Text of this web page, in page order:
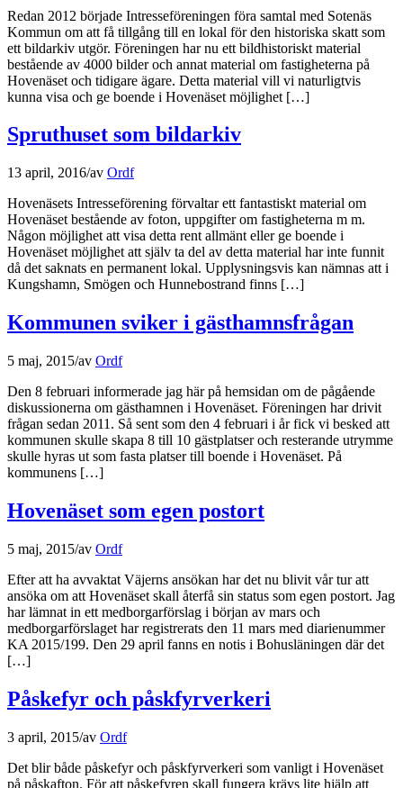
Redan 2012 började Intresseföreningen föra samtal med Sotenäs
Kommun om att få tillgång till en lokal för den historiska skatt som
ett bildarkiv utgör. Föreningen har nu ett bildhistoriskt material
bestående av 4000 bilder och annat material om fastigheterna på
Hovenäset och tidigare ägare. Detta material vill vi naturligtvis
kunna visa och ge boende i Hovenäset möjlighet […]
Spruthuset som bildarkiv
13 april, 2016/av Ordf
Hovenäsets Intresseförening förvaltar ett fantastiskt material om
Hovenäset bestående av foton, uppgifter om fastigheterna m m.
Någon möjlighet att visa detta rent allmänt eller ge boende i
Hovenäset möjlighet att själv ta del av detta material har inte funnit
då det saknats en permanent lokal. Upplysningsvis kan nämnas att i
Kungshamn, Smögen och Hunnebostrand finns […]
Kommunen sviker i gästhamnsfrågan
5 maj, 2015/av Ordf
Den 8 februari informerade jag här på hemsidan om de pågående
diskussionerna om gästhamnen i Hovenäset. Föreningen har drivit
frågan sedan 2011. Så sent som den 4 februari i år fick vi besked att
kommunen skulle skapa 8 till 10 gästplatser och resterande utrymme
skulle hyras ut som fasta platser till boende i Hovenäset. På
kommunens […]
Hovenäset som egen postort
5 maj, 2015/av Ordf
Efter att ha avvaktat Väjerns ansökan har det nu blivit vår tur att
ansöka om att Hovenäset skall återfå sin status som egen postort. Jag
har lämnat in ett medborgarförslag i början av mars och
medborgarförslaget har registrerats den 11 mars med diarienummer
KA 2015/199. Den 29 april fanns en notis i Bohusläningen där det
[…]
Påskefyr och påskfyrverkeri
3 april, 2015/av Ordf
Det blir både påskefyr och påskfyrverkeri som vanligt i Hovenäset
på påskafton. För att påskefyren skall fungera krävs lite hjälp att